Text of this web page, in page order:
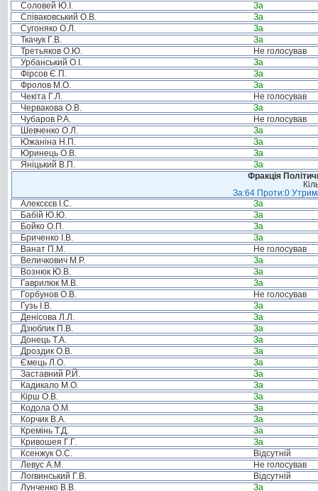
Соловей Ю.І.
За
Співаковський О.В.
За
Сугоняко О.Л.
За
Ткачук Г.В.
За
Третьяков О.Ю.
Не голосував
Урбанський О.І.
За
Фірсов Є.П.
За
Фролов М.О.
За
Чекіта Г.Л.
Не голосував
Червакова О.В.
За
Чубаров Р.А.
Не голосував
Шевченко О.Л.
За
Южаніна Н.П.
За
Юринець О.В.
За
Яніцький В.П.
За
Фракція
За:64 Проти:0
Алексєєв І.С.
За
Бабій Ю.Ю.
За
Бойко О.П.
За
Бриченко І.В.
За
Ванат П.М.
Не голосував
Величкович М.Р.
За
Вознюк Ю.В.
За
Гаврилюк М.В.
За
Горбунов О.В.
Не голосував
Гузь І.В.
За
Денісова Л.Л.
За
Дзюблик П.В.
За
Донець Т.А.
За
Дроздик О.В.
За
Ємець Л.О.
За
Заставний Р.Й.
За
Кадикало М.О.
За
Кірш О.В.
За
Кодола О.М.
За
Корчик В.А.
За
Кремінь Т.Д.
За
Кривошея Г.Г.
За
Ксенжук О.С.
Відсутній
Левус А.М.
Не голосував
Логвинський Г.В.
Відсутній
Лунченко В.В.
За